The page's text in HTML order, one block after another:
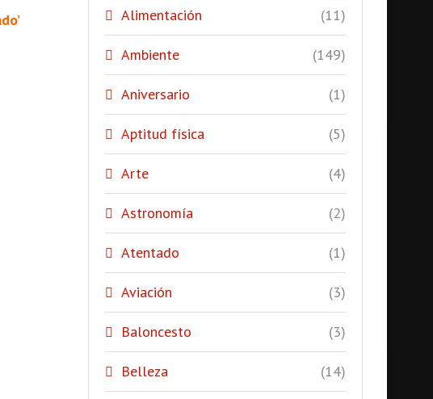
Alimentación (11)
Ambiente (149)
Aniversario (1)
Aptitud física (5)
Arte (4)
Astronomía (2)
Atentado (1)
Aviación (3)
Baloncesto (3)
Belleza (14)